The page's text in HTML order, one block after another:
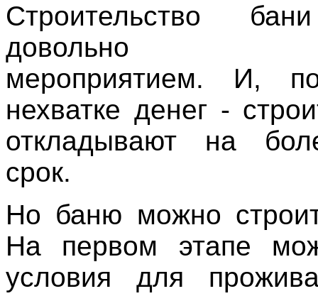
Строительство
довольно
мероприятием. И,
нехватке денег -
откладывают на
срок.
Но баню можно
На первом этапе
условия для